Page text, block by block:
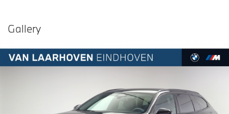
Gallery